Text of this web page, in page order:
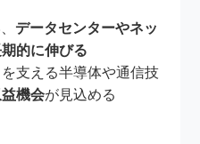
データセンターやネッ
的に伸びる
支える半導体や通信技
機会が見込める